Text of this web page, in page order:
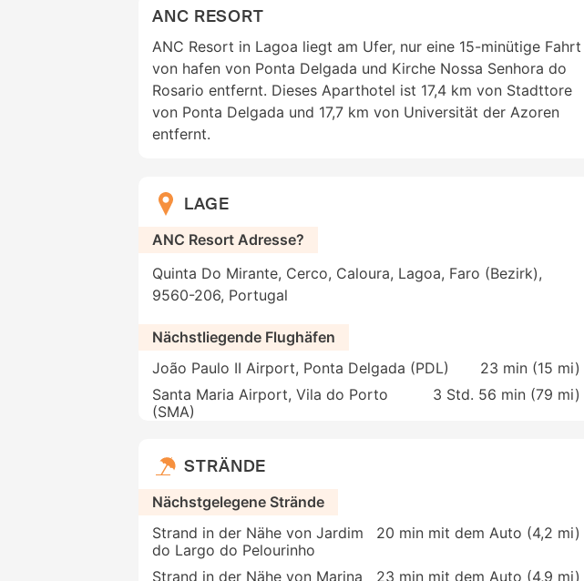
ANC RESORT
ANC Resort in Lagoa liegt am Ufer, nur eine 15-minütige Fahrt
von hafen von Ponta Delgada und Kirche Nossa Senhora do
Rosario entfernt. Dieses Aparthotel ist 17,4 km von Stadttore
von Ponta Delgada und 17,7 km von Universität der Azoren
entfernt.
LAGE
ANC Resort Adresse?
Quinta Do Mirante, Cerco, Caloura, Lagoa, Faro (Bezirk),
9560-206, Portugal
Nächstliegende Flughäfen
João Paulo II Airport, Ponta Delgada (PDL)
23 min (15 mi)
Santa Maria Airport, Vila do Porto
(SMA)
3 Std. 56 min (79 mi)
STRÄNDE
Nächstgelegene Strände
Strand in der Nähe von Jardim
do Largo do Pelourinho
20 min mit dem Auto (4,2 mi)
Strand in der Nähe von Marina 23 min mit dem Auto (4,9 mi)